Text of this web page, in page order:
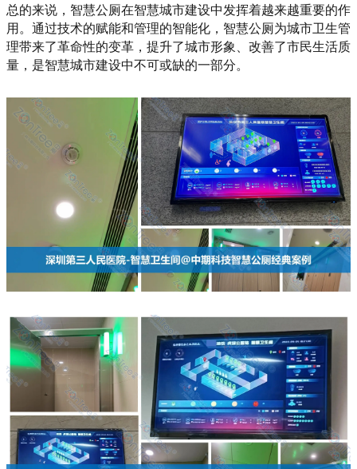
总的来说，智慧公厕在智慧城市建设中发挥着越来越重要的作
用。通过技术的赋能和管理的智能化，智慧公厕为城市卫生管
理带来了革命性的变革，提升了城市形象、改善了市民生活质
量，是智慧城市建设中不可或缺的一部分。